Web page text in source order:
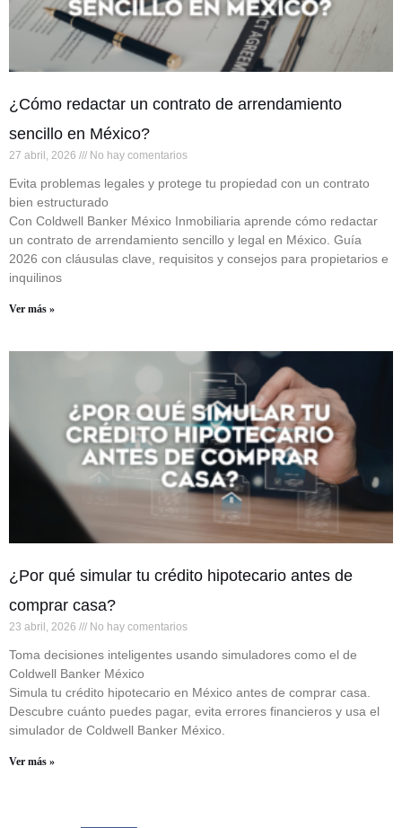
¿Cómo redactar un contrato de arrendamiento
sencillo en México?
27 abril, 2026 No hay comentarios
Evita problemas legales y protege tu propiedad con un contrato
bien estructurado
Con Coldwell Banker México Inmobiliaria aprende cómo redactar
un contrato de arrendamiento sencillo y legal en México. Guía
2026 con cláusulas clave, requisitos y consejos para propietarios e
inquilinos
Ver más »
¿Por qué simular tu crédito hipotecario antes de
comprar casa?
23 abril, 2026 No hay comentarios
Toma decisiones inteligentes usando simuladores como el de
Coldwell Banker México
Simula tu crédito hipotecario en México antes de comprar casa.
Descubre cuánto puedes pagar, evita errores financieros y usa el
simulador de Coldwell Banker México.
Ver más »